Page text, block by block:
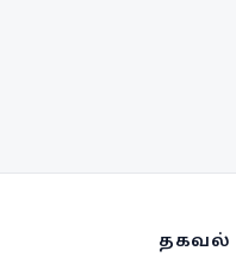
தகவல்